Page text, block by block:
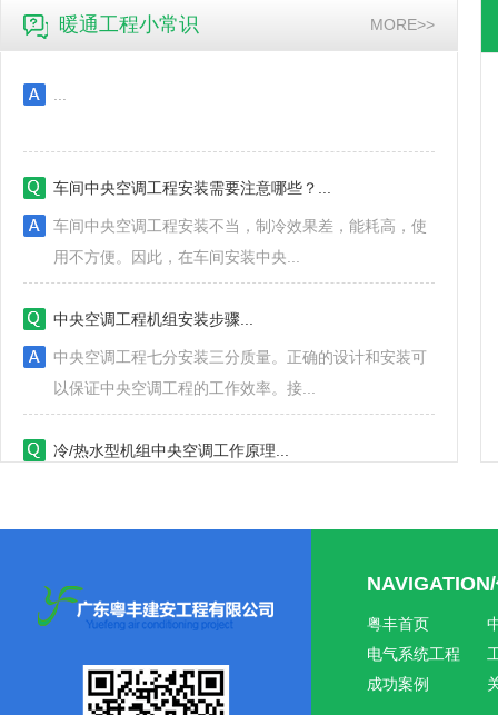
暖通工程小常识 MORE>>
中央空调工程机组安装步骤...
中央空调工程七分安装三分质量。正确的设计和安装可
冷/热水型机组中央空调工作原理...
​许多人都熟悉中央空调。即使他们没有安装中央空调项
​中央空调工程具有故障少、维修方便、使用寿命长、舒
通风与空调工程如何施工？...
粤丰首页
电气系统工程
成功案例